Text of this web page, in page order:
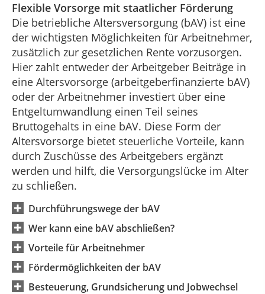
Flexible Vorsorge mit staatlicher Förderung
Die betriebliche Altersversorgung (bAV) ist eine
der wichtigsten Möglichkeiten für Arbeitnehmer,
zusätzlich zur gesetzlichen Rente vorzusorgen.
Hier zahlt entweder der Arbeitgeber Beiträge in
eine Altersvorsorge (arbeitgeberfinanzierte bAV)
oder der Arbeitnehmer investiert über eine
Entgeltumwandlung einen Teil seines
Bruttogehalts in eine bAV. Diese Form der
Altersvorsorge bietet steuerliche Vorteile, kann
durch Zuschüsse des Arbeitgebers ergänzt
werden und hilft, die Versorgungslücke im Alter
zu schließen.
Durchführungswege der bAV
Wer kann eine bAV abschließen?
Vorteile für Arbeitnehmer
Fördermöglichkeiten der bAV
Besteuerung, Grundsicherung und Jobwechsel